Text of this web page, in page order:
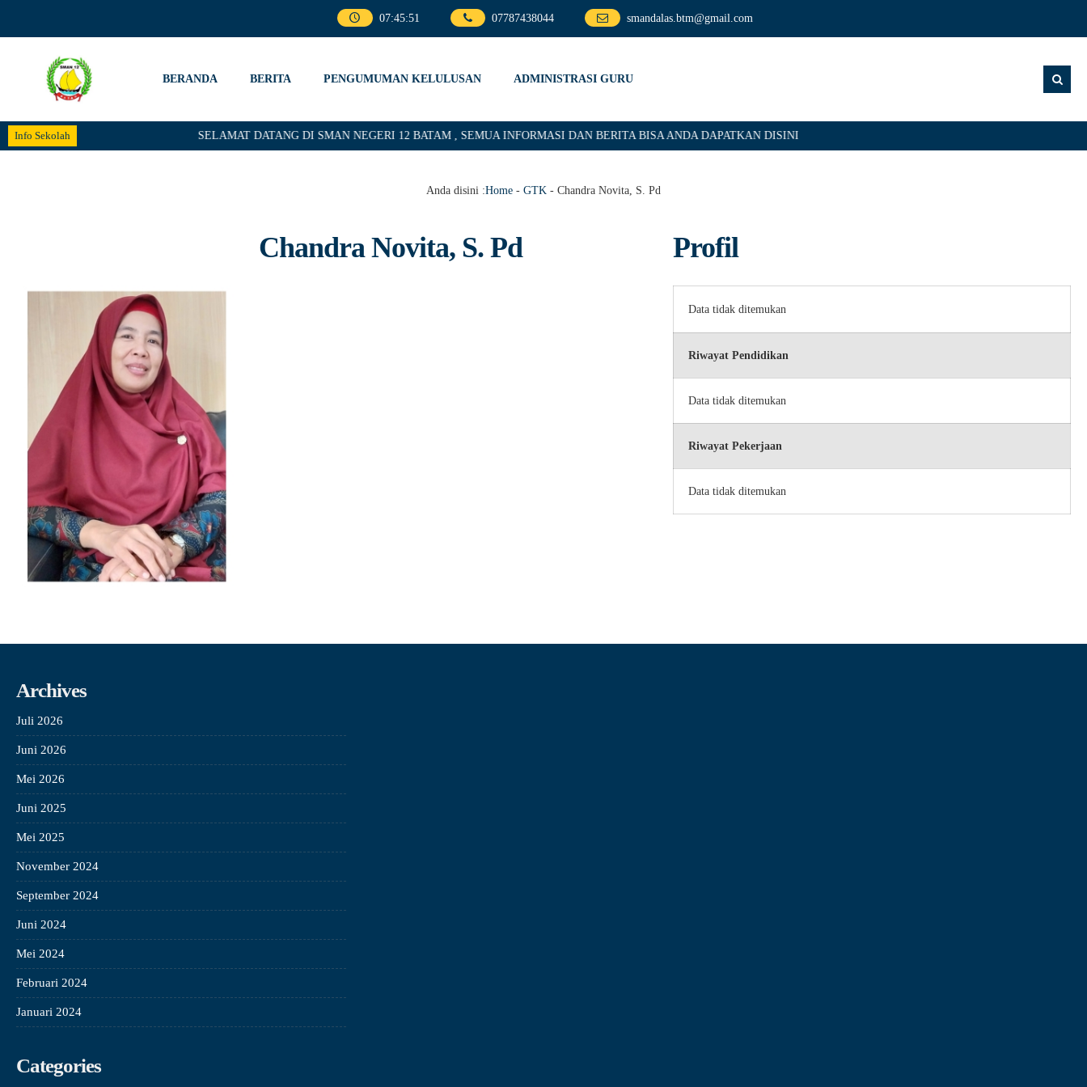
07:45:51 07787438044 smandalas.btm@gmail.com
BERANDA BERITA PENGUMUMAN KELULUSAN ADMINISTRASI GURU
Info Sekolah SELAMAT DATANG DI SMAN NEGERI 12 BATAM , SEMUA INFORMASI DAN BERITA BISA ANDA DAPATKAN DISINI
Anda disini :Home - GTK - Chandra Novita, S. Pd
Chandra Novita, S. Pd Profil
Data tidak ditemukan
Riwayat Pendidikan
Data tidak ditemukan
Riwayat Pekerjaan
Data tidak ditemukan
Archives
Juli 2026
Juni 2026
Mei 2026
Juni 2025
Mei 2025
November 2024
September 2024
Juni 2024
Mei 2024
Februari 2024
Januari 2024
Categories